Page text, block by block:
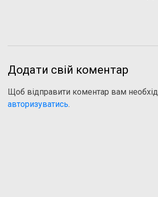
Додати свій коментар
Щоб відправити коментар вам
авторизуватись.